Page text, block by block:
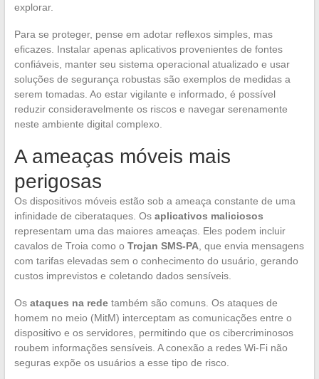
explorar.
Para se proteger, pense em adotar reflexos simples, mas
eficazes. Instalar apenas aplicativos provenientes de fontes
confiáveis, manter seu sistema operacional atualizado e usar
soluções de segurança robustas são exemplos de medidas a
serem tomadas. Ao estar vigilante e informado, é possível
reduzir consideravelmente os riscos e navegar serenamente
neste ambiente digital complexo.
A ameaças móveis mais
perigosas
Os dispositivos móveis estão sob a ameaça constante de uma
infinidade de ciberataques. Os aplicativos maliciosos
representam uma das maiores ameaças. Eles podem incluir
cavalos de Troia como o Trojan SMS-PA, que envia mensagens
com tarifas elevadas sem o conhecimento do usuário, gerando
custos imprevistos e coletando dados sensíveis.
Os ataques na redetambém são comuns. Os ataques de
homem no meio (MitM) interceptam as comunicações entre o
dispositivo e os servidores, permitindo que os cibercriminosos
roubem informações sensíveis. A conexão a redes Wi-Fi não
seguras expõe os usuários a esse tipo de risco.